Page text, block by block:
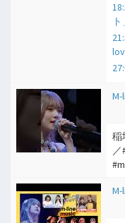
ト
M-
稲
M-